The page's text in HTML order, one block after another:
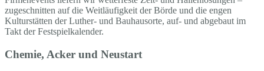
zugeschnitten auf die Weitläufigkeit der Börde und die engen
Kulturstätten der Luther- und Bauhausorte, auf- und abgebaut im
Takt der Festspielkalender.
Chemie, Acker und Neustart